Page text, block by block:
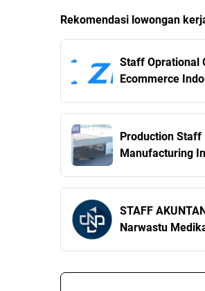
Rekomendasi lowongan
Staff Oprational
Ecommerce
Production Staff
Manufacturing
STAFF
Narwastu